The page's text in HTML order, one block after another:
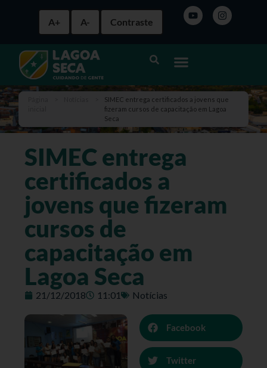
A+ A- Contraste
SIMEC entrega certificados a jovens que
fizeram cursos de capacitação em Lagoa
Seca
SIMEC entrega
certificados a
jovens que fizeram
cursos de
capacitação em
Lagoa Seca
21/12/2018 11:01 Notícias
Facebook
Twitter